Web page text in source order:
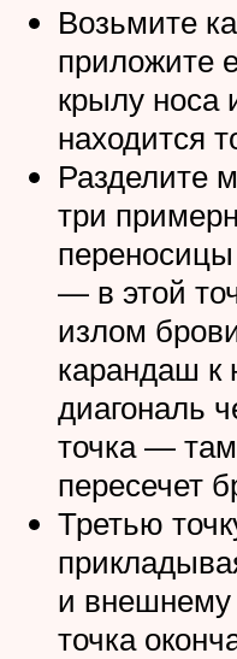
Возьмите
приложите
крылу носа
находится
Разделите
три
— в этой
излом
карандаш к
диагональ
точка —
пересечет
Третью
и внешнему
точка